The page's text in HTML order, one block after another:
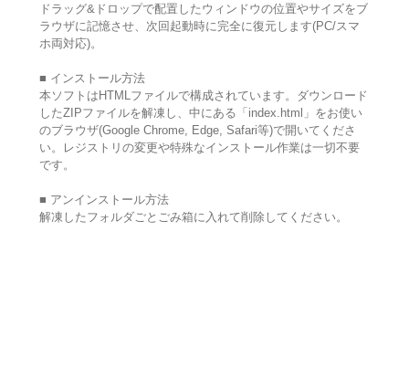
ドラッグ&ドロップで配置したウィンドウの位置やサイズをブ
ラウザに記憶させ、次回起動時に完全に復元します(PC/スマ
ホ両対応)。
■ インストール方法
本ソフトはHTMLファイルで構成されています。ダウンロード
したZIPファイルを解凍し、中にある「index.html」をお使い
のブラウザ(Google Chrome, Edge, Safari等)で開いてくださ
い。レジストリの変更や特殊なインストール作業は一切不要
です。
■ アンインストール方法
解凍したフォルダごとごみ箱に入れて削除してください。